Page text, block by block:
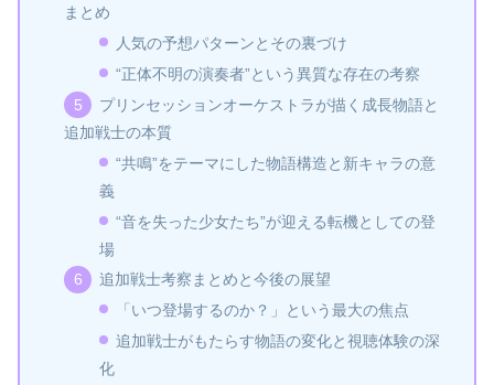
まとめ
人気の予想パターンとその裏づけ
“正体不明の演奏者”という異質な存在の考察
プリンセッションオーケストラが描く成長物語と
追加戦士の本質
“共鳴”をテーマにした物語構造と新キャラの意
義
“音を失った少女たち”が迎える転機としての登
場
追加戦士考察まとめと今後の展望
「いつ登場するのか？」という最大の焦点
追加戦士がもたらす物語の変化と視聴体験の深
化